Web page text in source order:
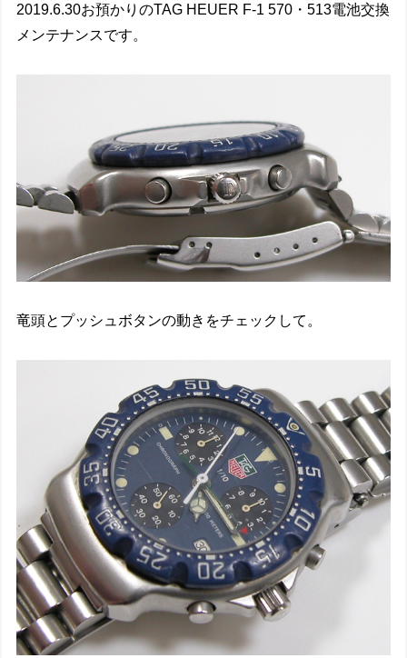
2019.6.30お預かりのTAG HEUER F-1 570・513電池交換
メンテナンスです。
竜頭とプッシュボタンの動きをチェックして。